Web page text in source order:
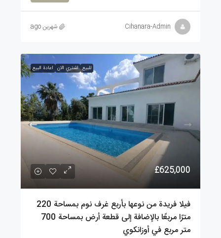
Cihanara-Admin شهرين ago
للبيع اشتري الان اعادة البيع
£625,000
فيلا فريدة من نوعها بأربع غرف نوم بمساحة 220
مترًا مربعًا بالإضافة إلى قطعة أرض بمساحة 700
متر مربع في أوزانكوي